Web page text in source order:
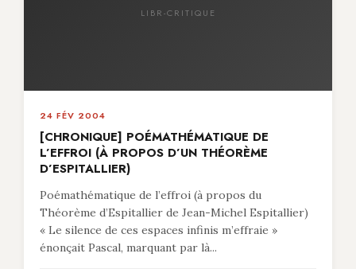
LIBR-CRITIQUE
24 FÉV 2004
[CHRONIQUE] POÉMATHÉMATIQUE DE
L’EFFROI (À PROPOS D’UN THÉORÈME
D’ESPITALLIER)
Poémathématique de l’effroi (à propos du
Théorème d’Espitallier de Jean-Michel Espitallier)
« Le silence de ces espaces infinis m’effraie »
énonçait Pascal, marquant par là...